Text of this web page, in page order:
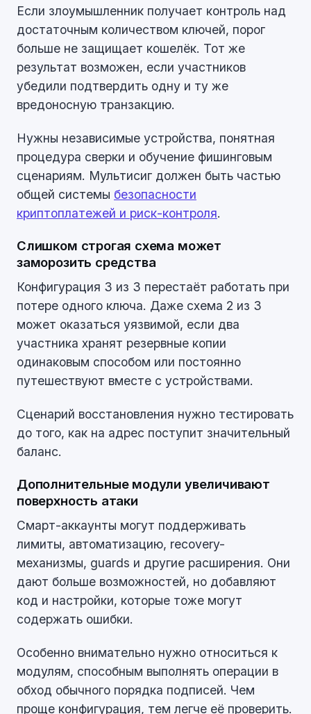
Если злоумышленник получает контроль над
достаточным количеством ключей, порог
больше не защищает кошелёк. Тот же
результат возможен, если участников
убедили подтвердить одну и ту же
вредоносную транзакцию.
Нужны независимые устройства, понятная
процедура сверки и обучение фишинговым
сценариям. Мультисиг должен быть частью
общей системы безопасности
криптоплатежей и риск-контроля.
Слишком строгая схема может
заморозить средства
Конфигурация 3 из 3 перестаёт работать при
потере одного ключа. Даже схема 2 из 3
может оказаться уязвимой, если два
участника хранят резервные копии
одинаковым способом или постоянно
путешествуют вместе с устройствами.
Сценарий восстановления нужно тестировать
до того, как на адрес поступит значительный
баланс.
Дополнительные модули увеличивают
поверхность атаки
Смарт-аккаунты могут поддерживать
лимиты, автоматизацию, recovery-
механизмы, guards и другие расширения. Они
дают больше возможностей, но добавляют
код и настройки, которые тоже могут
содержать ошибки.
Особенно внимательно нужно относиться к
модулям, способным выполнять операции в
обход обычного порядка подписей. Чем
проще конфигурация, тем легче её проверить.